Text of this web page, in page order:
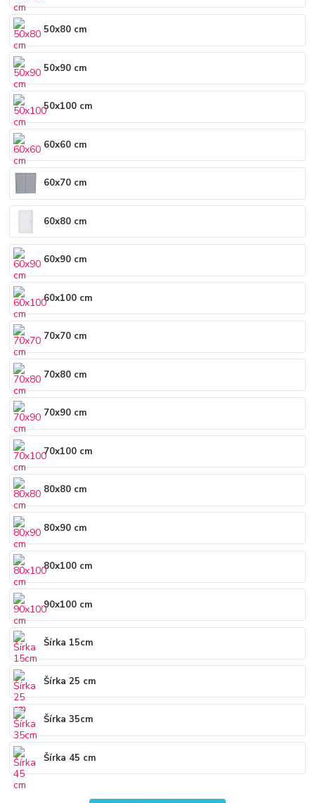
50x80 cm
50x90 cm
50x100 cm
60x60 cm
60x70 cm
60x80 cm
60x90 cm
60x100 cm
70x70 cm
70x80 cm
70x90 cm
70x100 cm
80x80 cm
80x90 cm
80x100 cm
90x100 cm
Šírka 15cm
Šírka 25 cm
Šírka 35cm
Šírka 45 cm